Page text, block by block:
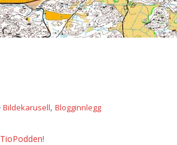
Bildekarusell, Blogginnlegg
TioPodden!